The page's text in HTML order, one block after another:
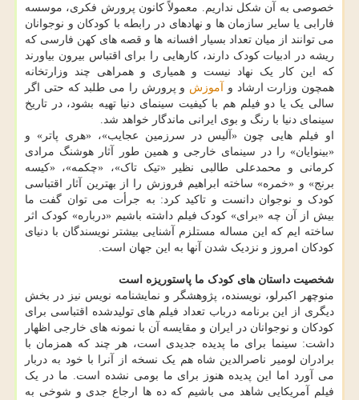
خصوصی به آن شکل نداریم. معمولاً کانون پرورش فکری، موسسه
فارابی یا سایر سازمان ها و نهادهای در رابطه با کودکان و نوجوانان
می توانند از میان تعداد بسیار افسانه ها و قصه های کهن فارسی که
ریشه در ادبیات کودک دارند، کارهایی را برای اقتباس بیرون بیاورند
که این کار یک نهاد نیست و همیاری و همراهی چند وزارتخانه
همچون وزارت ارشاد و
آموزش و پرورش را می طلبد که حتی اگر
سالی یک یا دو فیلم هم با کیفیت سینمای دنیا تهیه بشود، در تاریخ
سینمای دنیا با رنگ و بوی ایرانی ماندگار خواهد شد.
او فیلم هایی چون «آلیس در سرزمین عجایب»، «هری پاتر» و
«بینوایان» را در سینمای خارجی و همین طور آثار هوشنگ مرادی
کرمانی و محمدعلی طالبی نظیر «تیک تاک»، «چکمه»، «کیسه
برنج» و «خمره» ساخته ابراهیم فروزش را از بهترین آثار اقتباسی
کودک و نوجوان دانست و تاکید کرد: به جرأت می توان گفت ما
بیش از آن چه «برای» کودک فیلم داشته باشیم «درباره» کودک اثر
ساخته ایم که این مساله مستلزم آشنایی بیشتر نویسندگان با دنیای
کودکان امروز و نزدیک شدن آنها به این جهان است.
شخصیت داستان های کودک ما پاستوریزه است
منوچهر اکبرلو، نویسنده، پژوهشگر و نمایشنامه نویس نیز در بخش
دیگری از این برنامه درباب تعداد فیلم های تولیدشده اقتباسی برای
کودکان و نوجوانان در ایران و مقایسه آن با نمونه های خارجی اظهار
داشت: سینما برای ما پدیده جدیدی است، هر چند که همزمان با
برادران لومیر ناصرالدین شاه هم یک نسخه از آنرا با خود به دربار
می آورد اما این پدیده هنوز برای ما بومی نشده است. ما در یک
فیلم آمریکایی شاهد می باشیم که ده ها ارجاع جدی و شوخی به